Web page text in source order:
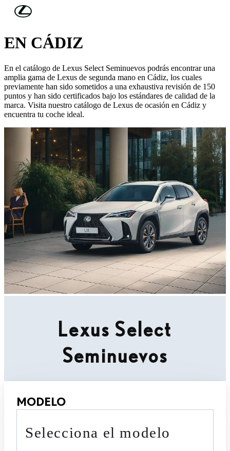
Skip to Main Content
LEXUS SELECT SEMINUEVOS
EN CÁDIZ
En el catálogo de Lexus Select Seminuevos podrás encontrar una
amplia gama de Lexus de segunda mano en Cádiz, los cuales
previamente han sido sometidos a una exhaustiva revisión de 150
puntos y han sido certificados bajo los estándares de calidad de la
marca. Visita nuestro catálogo de Lexus de ocasión en Cádiz y
encuentra tu coche ideal.
Lexus Select
Seminuevos
MODELO
Selecciona el modelo